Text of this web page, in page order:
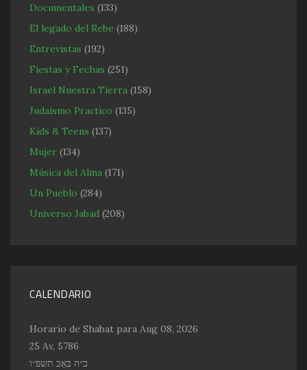
Documentales (133)
El legado del Rebe (188)
Entrevistas (192)
Fiestas y Fechas (251)
Israel Nuestra Tierra (158)
Judaismo Practico (135)
Kids & Teens (137)
Mujer (134)
Música del Alma (171)
Un Pueblo (284)
Universo Jabad (208)
CALENDARIO
Horario de Shabat para Aug 08, 2026
25 Av, 5786
כ״ה בְּאָב תשפ״ו